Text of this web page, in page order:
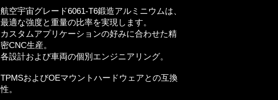
航空宇宙グレード6061-T6鍛造アルミニウムは、
最適な強度と重量の比率を実現します。
カスタムアプリケーションの好みに合わせた精
密CNC生産。
各設計および車両の個別エンジニアリング。
TPMSおよびOEマウントハードウェアとの互換
性。